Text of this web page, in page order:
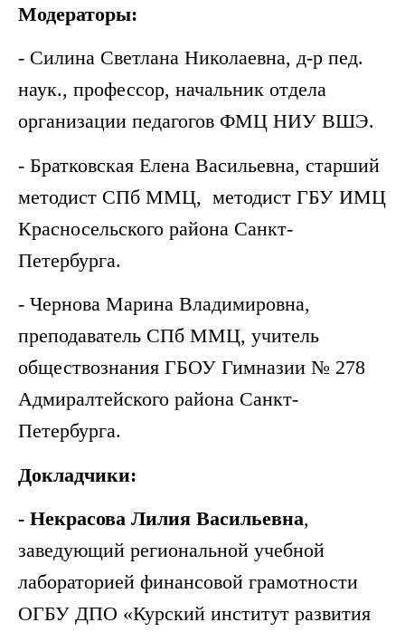
Модераторы:
- Силина Светлана Николаевна, д-р пед.
наук., профессор, начальник отдела
организации педагогов ФМЦ НИУ ВШЭ.
- Братковская Елена Васильевна, старший
методист СПб ММЦ, методист ГБУ ИМЦ
Красносельского района Санкт-
Петербурга.
- Чернова Марина Владимировна,
преподаватель СПб ММЦ, учитель
обществознания ГБОУ Гимназии № 278
Адмиралтейского района Санкт-
Петербурга.
Докладчики:
- Некрасова Лилия Васильевна,
заведующий региональной учебной
лабораторией финансовой грамотности
ОГБУ ДПО «Курский институт развития